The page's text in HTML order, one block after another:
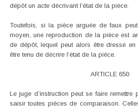
dépôt un acte décrivant l’état de la pièce.
Toutefois, si la pièce arguée de faux
moyen, une reproduction de la pièce est
de dépôt, lequel peut alors être dressé
être tenu de décrire l’état de la pièce.
ARTICLE 650
Le juge d’instruction peut se faire
saisir toutes pièces de comparaison.